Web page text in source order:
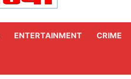
ENTERTAINMENT CRIME